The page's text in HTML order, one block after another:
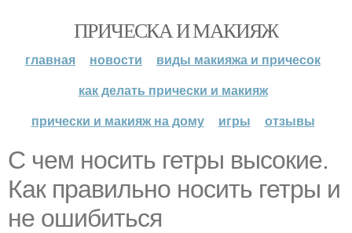
ПРИЧЕСКА И МАКИЯЖ
главная новости
виды макияжа и причесок
как делать прически и макияж
прически и макияж на дому
игры отзывы
С чем носить гетры высокие.
Как правильно носить гетры и
не ошибиться